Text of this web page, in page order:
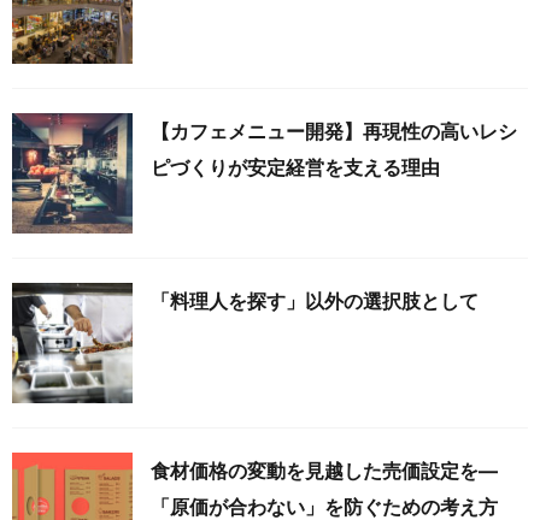
【カフェメニュー開発】再現性の高いレシ
ピづくりが安定経営を支える理由
「料理人を探す」以外の選択肢として
食材価格の変動を見越した売価設定を—
「原価が合わない」を防ぐための考え方